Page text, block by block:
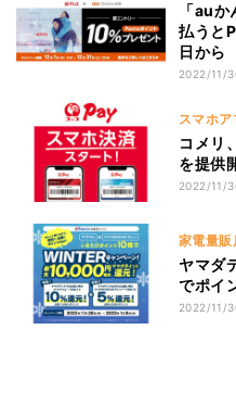
「au
払うと
日から
2022/11/
スマホ
コメリ
を提供
2022/11/
家電量販
ヤマダ
でポイ
2022/11/